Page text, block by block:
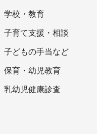
学校・教育
子育て支援・相談
子どもの手当など
保育・幼児教育
乳幼児健康診査